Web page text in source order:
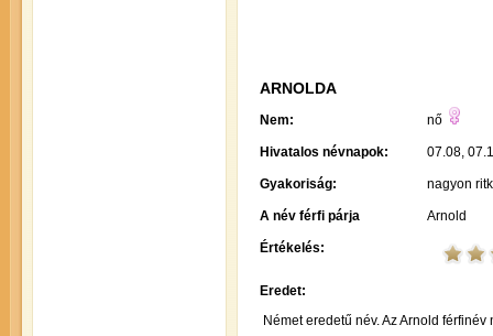
ARNOLDA
Nem: nő
Hivatalos névnapok: 07.08,
Gyakoriság: nagyon
A név férfi párja Arnold
Értékelés:
Eredet:
Német eredetű név. Az Arnold férfinév